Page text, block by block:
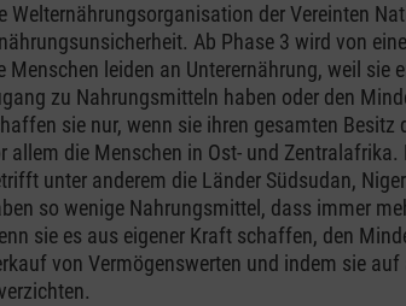
Welternährungsorganisation der Vereinten
Ab Phase 3 wird von
Menschen leiden an Unterernährung, weil sie
zu Nahrungsmitteln haben oder den
sie nur, wenn sie ihren gesamten
allem die Menschen in Ost- und
unter anderem die Länder Südsudan,
so wenige Nahrungsmittel, dass immer
sie es aus eigener Kraft schaffen, den
von Vermögenswerten und indem sie